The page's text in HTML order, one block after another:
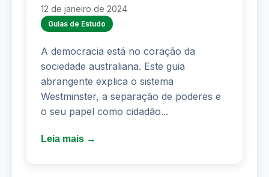
12 de janeiro de 2024
Guias de Estudo
A democracia está no coração da
sociedade australiana. Este guia
abrangente explica o sistema
Westminster, a separação de poderes e
o seu papel como cidadão...
Leia mais →